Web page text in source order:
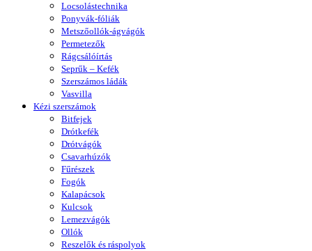
Locsolástechnika
Ponyvák-fóliák
Metszőollók-ágvágók
Permetezők
Rágcsálóírtás
Seprűk – Kefék
Szerszámos ládák
Vasvilla
Kézi szerszámok
Bitfejek
Drótkefék
Drótvágók
Csavarhúzók
Fűrészek
Fogók
Kalapácsok
Kulcsok
Lemezvágók
Ollók
Reszelők és ráspolyok